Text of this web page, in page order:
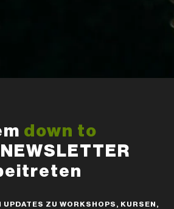
down to
NEWSLETTER
UPDATES ZU WORKSHOPS, KURSEN,